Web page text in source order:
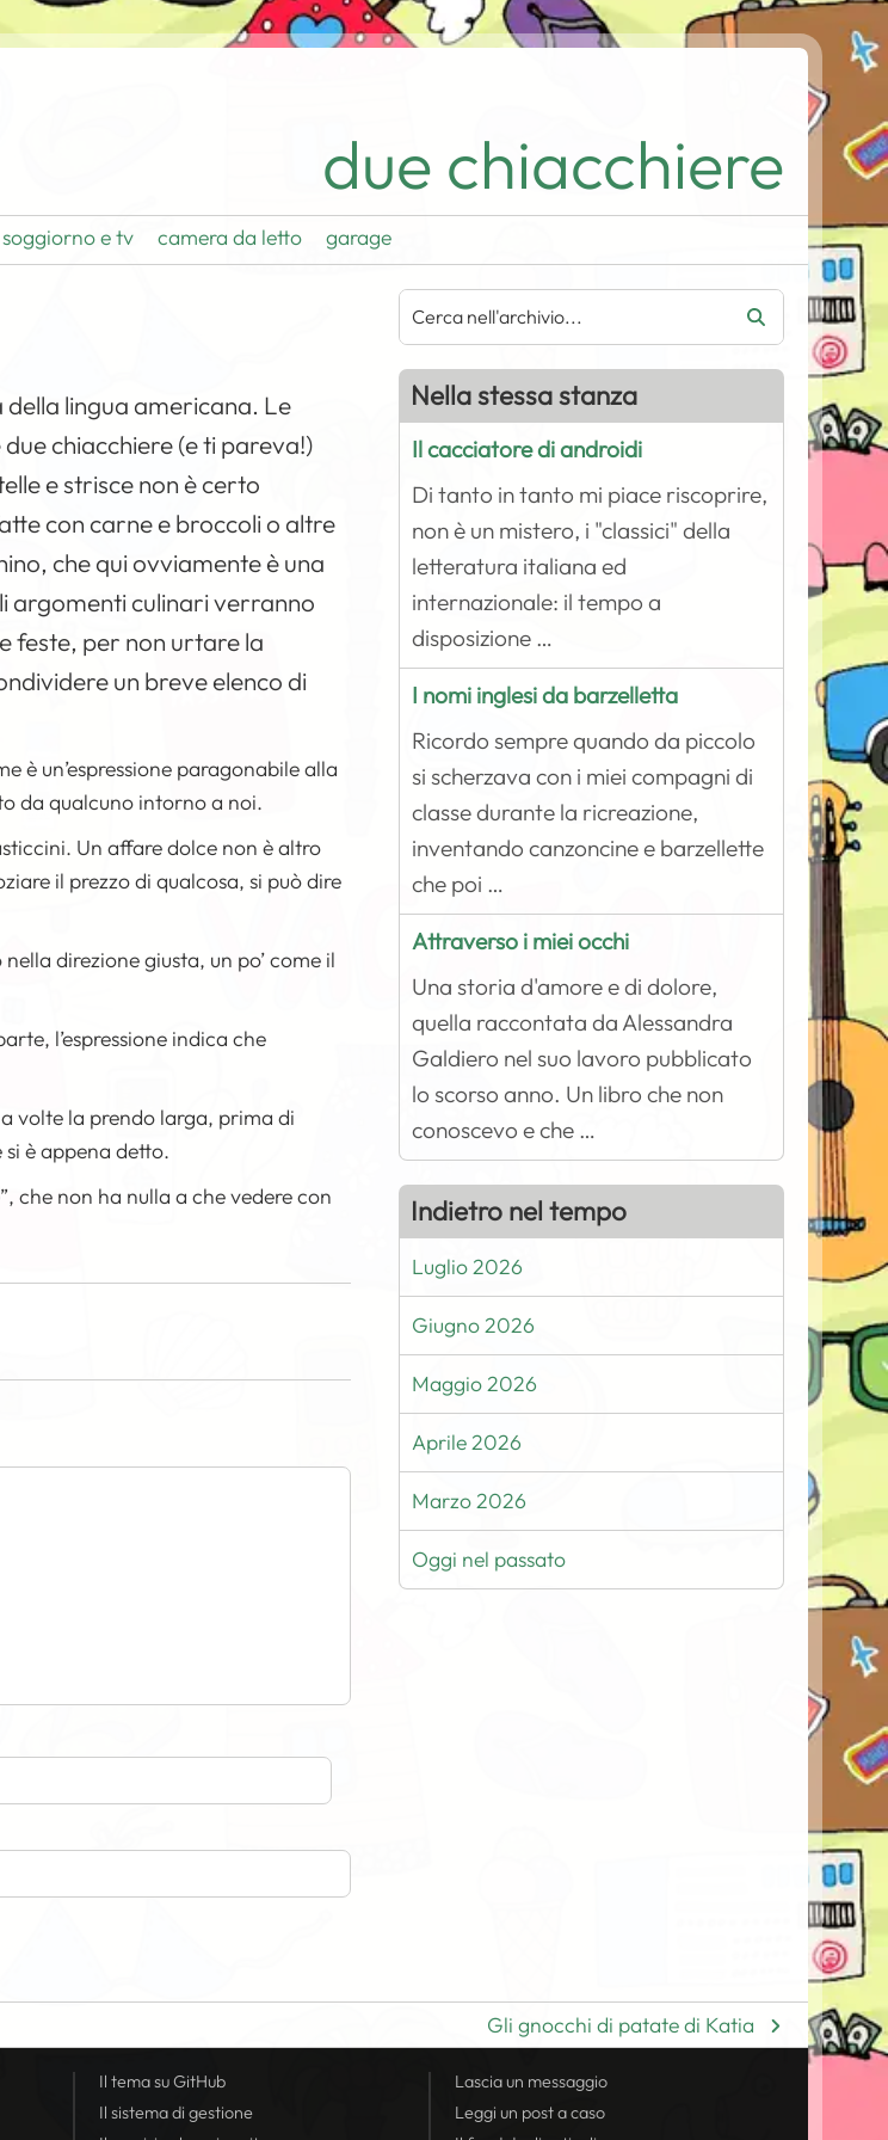
due chiacchiere
soggiorno e tv camera da letto garage
della lingua americana. Le
chiacchiere (e ti pareva!)
e strisce non è certo
con carne e broccoli o altre
che qui ovviamente è una
argomenti culinari verranno
feste, per non urtare la
un breve elenco di
è un’espressione paragonabile alla
da qualcuno intorno a noi.
Un affare dolce non è altro
il prezzo di qualcosa, si può dire
direzione giusta, un po’ come il
l’espressione indica che
volte la prendo larga, prima di
è appena detto.
che non ha nulla a che vedere con
Nella stessa stanza
Il cacciatore di androidi
Di tanto in tanto mi piace riscoprire,
non è un mistero, i "classici" della
letteratura italiana ed
internazionale: il tempo a
disposizione …
I nomi inglesi da barzelletta
Ricordo sempre quando da piccolo
si scherzava con i miei compagni di
classe durante la ricreazione,
inventando canzoncine e barzellette
che poi …
Attraverso i miei occhi
Una storia d'amore e di dolore,
quella raccontata da Alessandra
Galdiero nel suo lavoro pubblicato
lo scorso anno. Un libro che non
conoscevo e che …
Indietro nel tempo
Luglio 2026
Giugno 2026
Maggio 2026
Aprile 2026
Marzo 2026
Oggi nel passato
Gli gnocchi di patate di Katia
Il tema su GitHub
Il sistema di gestione
Lascia un messaggio
Leggi un post a caso